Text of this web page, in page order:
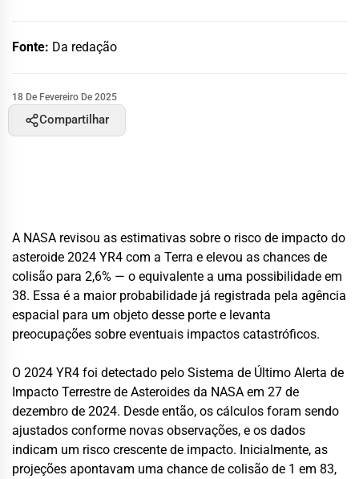
Fonte: Da redação
18 De Fevereiro De 2025
Compartilhar
A NASA revisou as estimativas sobre o risco de impacto do
asteroide 2024 YR4 com a Terra e elevou as chances de
colisão para 2,6% — o equivalente a uma possibilidade em
38. Essa é a maior probabilidade já registrada pela agência
espacial para um objeto desse porte e levanta
preocupações sobre eventuais impactos catastróficos.
O 2024 YR4 foi detectado pelo Sistema de Último Alerta de
Impacto Terrestre de Asteroides da NASA em 27 de
dezembro de 2024. Desde então, os cálculos foram sendo
ajustados conforme novas observações, e os dados
indicam um risco crescente de impacto. Inicialmente, as
projeções apontavam uma chance de colisão de 1 em 83,